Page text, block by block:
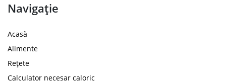
Navigație
Acasă
Alimente
Rețete
Calculator necesar caloric